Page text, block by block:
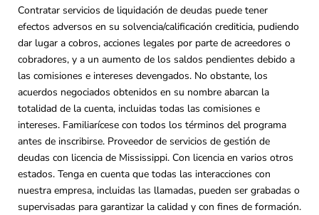
Contratar servicios de liquidación de deudas puede tener
efectos adversos en su solvencia/calificación crediticia, pudiendo
dar lugar a cobros, acciones legales por parte de acreedores o
cobradores, y a un aumento de los saldos pendientes debido a
las comisiones e intereses devengados. No obstante, los
acuerdos negociados obtenidos en su nombre abarcan la
totalidad de la cuenta, incluidas todas las comisiones e
intereses. Familiarícese con todos los términos del programa
antes de inscribirse. Proveedor de servicios de gestión de
deudas con licencia de Mississippi. Con licencia en varios otros
estados. Tenga en cuenta que todas las interacciones con
nuestra empresa, incluidas las llamadas, pueden ser grabadas o
supervisadas para garantizar la calidad y con fines de formación.